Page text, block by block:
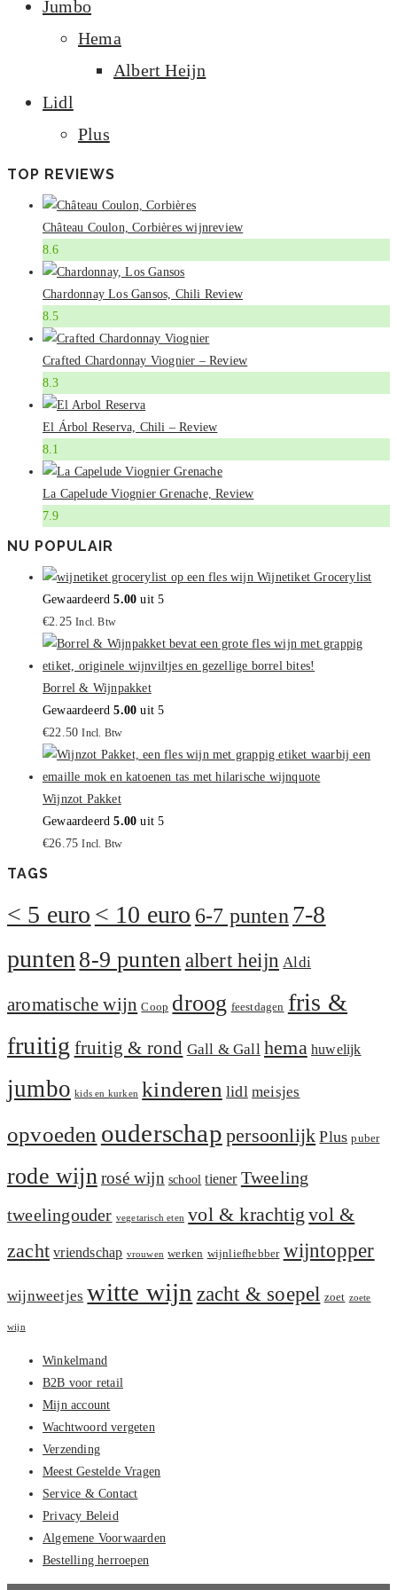
Jumbo
Hema
Albert Heijn
Lidl
Plus
TOP REVIEWS
Château Coulon, Corbières wijnreview
8.6
Chardonnay Los Gansos, Chili Review
8.5
Crafted Chardonnay Viognier – Review
8.3
El Árbol Reserva, Chili – Review
8.1
La Capelude Viognier Grenache, Review
7.9
NU POPULAIR
Wijnetiket Grocerylist
Gewaardeerd5.00 uit 5
€2.25 Incl. Btw
Borrel & Wijnpakket
Gewaardeerd5.00 uit 5
€22.50 Incl. Btw
Wijnzot Pakket
Gewaardeerd5.00 uit 5
€26.75 Incl. Btw
TAGS
< 5 euro < 10 euro 6-7 punten7-8
punten8-9 puntenalbert heijn Aldi
aromatische wijn Coop droog feestdagen fris &
fruitig fruitig & rond Gall & Gall hema huwelijk
jumbo kids en kurken kinderen lidl meisjes
opvoeden ouderschap persoonlijk Plus puber
rode wijn rosé wijn school tiener Tweeling
tweelingouder vegetarisch eten vol & krachtig vol &
zacht vriendschap vrouwen werken wijnliefhebber wijntopper
wijnweetjes witte wijn zacht & soepel zoet zoete
wijn
Winkelmand
B2B voor retail
Mijn account
Wachtwoord vergeten
Verzending
Meest Gestelde Vragen
Service & Contact
Privacy Beleid
Algemene Voorwaarden
Bestelling herroepen